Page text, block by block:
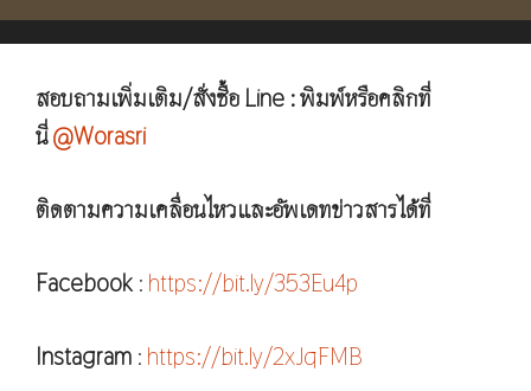
สอบถามเพิ่มเติม/สั่งซื้อ Line : พิมพ์หรือคลิกที่
นี่@Worasri
ติดตามความเคลื่อนไหวและอัพเดทข่าวสารได้ที่
Facebook : https://bit.ly/353Eu4p
Instagram : https://bit.ly/2xJqFMB